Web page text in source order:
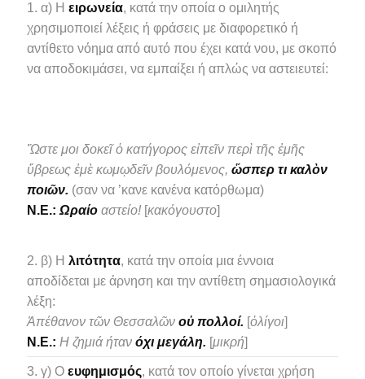
α) Ηειρωνεία, κατά την οποία ο ομιλητής
χρησιμοποιεί λέξεις ή φράσεις με διαφορετικό ή
αντίθετο νόημα από αυτό που έχει κατά νου, με σκοπό
να αποδοκιμάσει, να εμπαίξει ή απλώς να αστειευτεί:
Ὥστε μοι δοκεῖ ὁ κατήγορος εἰπεῖν περὶ τῆς ἐμῆς
ὕβρεως ἐμὲ κωμῳδεῖν βουλόμενος,ὥσπερ τι καλὸν
ποιῶν. (σαν να ’κανε κανένα κατόρθωμα)
N.E.: Ωραίο αστείο! [κακόγουστο]
β) Ηλιτότητα, κατά την οποία μια έννοια
αποδίδεται με άρνηση και την αντίθετη σημασιολογικά
λέξη:
Ἀπέθανον τῶν Θεσσαλῶνοὐ πολλοί. [ὀλίγοι]
N.E.: Η ζημιά ήτανόχι μεγάλη. [μικρή]
γ) Οευφημισμός, κατά τον οποίο γίνεται χρήση